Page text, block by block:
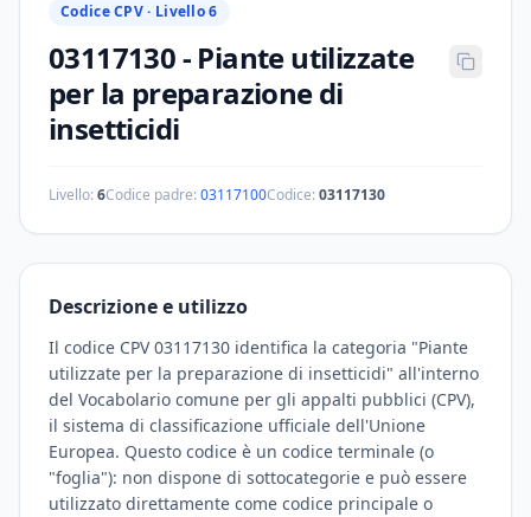
Codice CPV · Livello 6
03117130- Piante utilizzate
per la preparazione di
insetticidi
Livello:6Codice padre:03117100Codice:03117130
Descrizione e utilizzo
Il codice CPV 03117130 identifica la categoria "Piante
utilizzate per la preparazione di insetticidi" all'interno
del Vocabolario comune per gli appalti pubblici (CPV),
il sistema di classificazione ufficiale dell'Unione
Europea. Questo codice è un codice terminale (o
"foglia"): non dispone di sottocategorie e può essere
utilizzato direttamente come codice principale o